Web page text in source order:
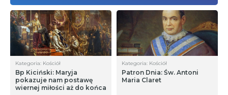
Kategoria: Kościół
Bp Kiciński: Maryja
pokazuje nam postawę
wiernej miłości aż do końca
Kategoria: Kościół
Patron Dnia: Św. Antoni
Maria Claret